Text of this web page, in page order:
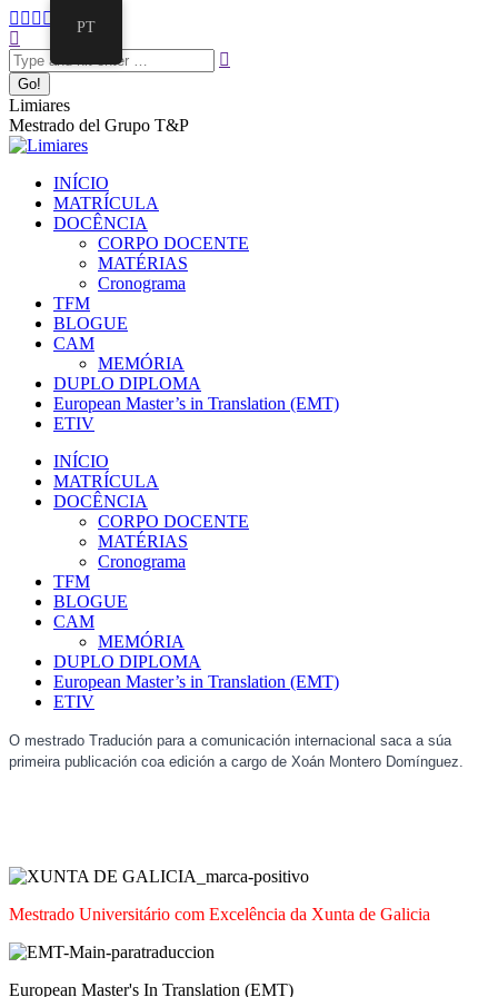
Pular
para
o
conteúdo
Facebook
opens
in
new
window
Twitter
opens
in
new
window
Mail
opens
in
new
window
Instagram
page
in
window
Linkedin
page
in
window
Search:
Limiares
Mestrado del Grupo T&P
INÍCIO
MATRÍCULA
DOCÊNCIA
CORPO DOCENTE
MATÉRIAS
Cronograma
TFM
BLOGUE
CAM
MEMÓRIA
DUPLO DIPLOMA
European Master’s in Translation (EMT)
ETIV
INÍCIO
MATRÍCULA
DOCÊNCIA
CORPO DOCENTE
MATÉRIAS
Cronograma
TFM
BLOGUE
CAM
MEMÓRIA
DUPLO DIPLOMA
European Master’s in Translation (EMT)
ETIV
O mestrado Tradución para a comunicación internacional saca a súa
primeira publicación coa edición a cargo de Xoán Montero Domínguez.
Mestrado Universitário com Excelência da Xunta de Galicia
European Master's In Translation (EMT)
PT